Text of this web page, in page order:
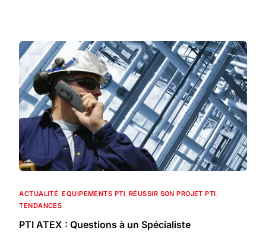
ACTUALITÉ,EQUIPEMENTS PTI, RÉUSSIR SON PROJET PTI,
TENDANCES
PTI ATEX : Questions à un Spécialiste